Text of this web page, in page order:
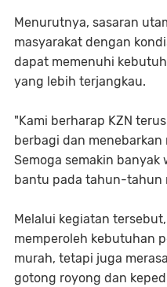
Menurutnya, sasaran
masyarakat dengan
dapat memenuhi
yang lebih terjangkau.
"Kami berharap KZN
berbagi dan
Semoga semakin banyak
bantu pada tahun-tahun
Melalui kegiatan
memperoleh kebutuhan
murah, tetapi juga
gotong royong dan